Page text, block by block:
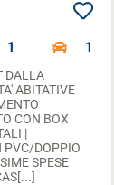
1 1
DALLA
ABITATIVE
CON BOX
|
PVC/DOPPIO
SPESE